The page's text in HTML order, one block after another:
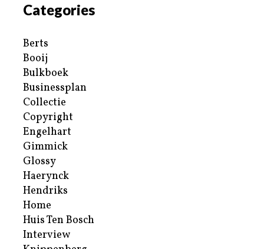
Categories
Berts
Booij
Bulkboek
Businessplan
Collectie
Copyright
Engelhart
Gimmick
Glossy
Haerynck
Hendriks
Home
Huis Ten Bosch
Interview